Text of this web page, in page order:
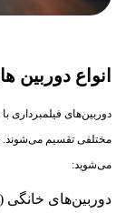
انواع دوربین
دوربین‌های فیلمبرداری
مختلفی تقسیم می‌شوند.
می‌شوید:
دوربین‌های خانگی (Handycam)